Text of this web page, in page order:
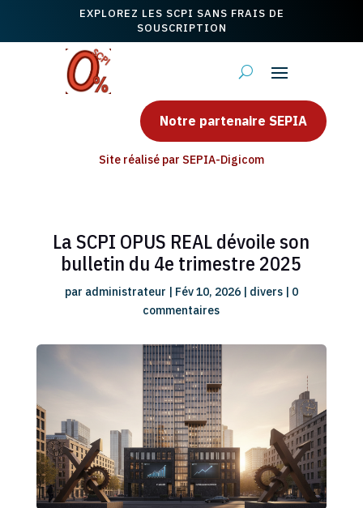
EXPLOREZ LES SCPI SANS FRAIS DE
SOUSCRIPTION
Notre partenaire SEPIA
Site réalisé par SEPIA-Digicom
La SCPI OPUS REAL dévoile son
bulletin du 4e trimestre 2025
par administrateur | Fév 10, 2026| divers| 0
commentaires